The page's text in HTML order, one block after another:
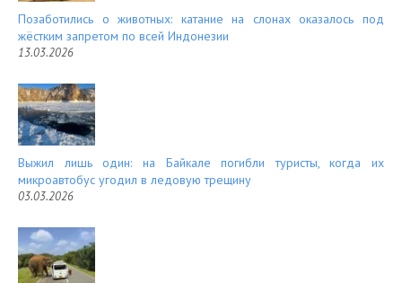
Позаботились о животных: катание на слонах оказалось под
жёстким запретом по всей Индонезии
13.03.2026
Выжил лишь один: на Байкале погибли туристы, когда их
микроавтобус угодил в ледовую трещину
03.03.2026